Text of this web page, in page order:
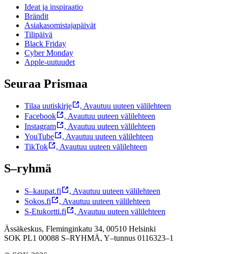
Ideat ja inspiraatio
Brändit
Asiakasomistajapäivät
Tilipäivä
Black Friday
Cyber Monday
Apple-uutuudet
Seuraa Prismaa
Tilaa uutiskirje , Avautuu uuteen välilehteen
Facebook
, Avautuu uuteen välilehteen
Instagram
, Avautuu uuteen välilehteen
YouTube
, Avautuu uuteen välilehteen
TikTok
, Avautuu uuteen välilehteen
S–ryhmä
S–kaupat.fi , Avautuu uuteen välilehteen
Sokos.fi
, Avautuu uuteen välilehteen
S-Etukortti.fi
, Avautuu uuteen välilehteen
Ässäkeskus, Fleminginkatu 34, 00510 Helsinki
SOK PL1 00088 S–RYHMÄ, Y–tunnus 0116323–1